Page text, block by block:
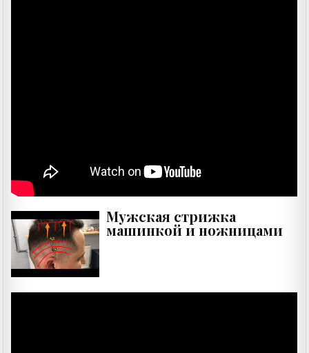
Мужская стрижка
машинкой и ножницами